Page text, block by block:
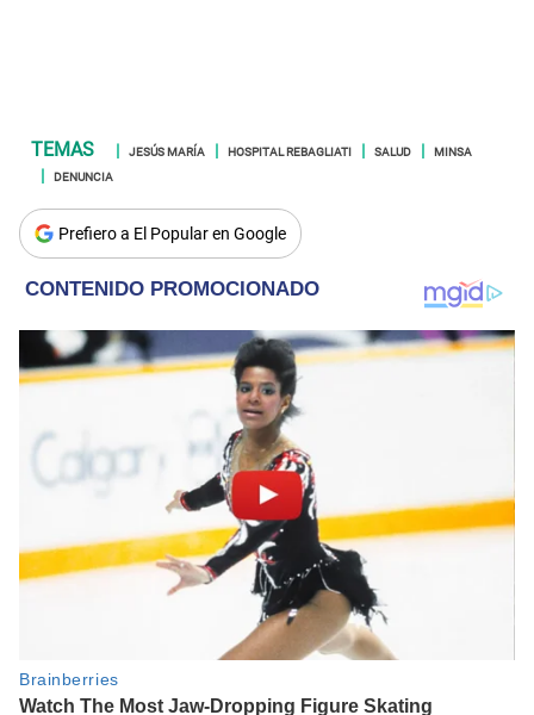
JESÚS MARÍA HOSPITAL REBAGLIATI SALUD
MINSA
DENUNCIA
Prefiero a El Popular en Google